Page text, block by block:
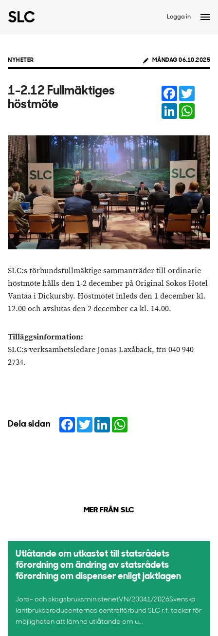
Logga in
NYHETER MÅNDAG 06.10.2025
1-2.12 Fullmäktiges
höstmöte
Facebook
LinkedIn
SLC:s förbundsfullmäktige sammanträder till ordinarie
höstmöte hålls den 1-2 december på Original Sokos Hotel
Vantaa i Dickursby. Höstmötet inleds den 1 december kl.
12.00 och avslutas den 2 december ca kl. 14.00.
Tilläggsinformation:
SLC:s verksamhetsledare Jonas Laxåback, tfn 040 940
2734.
Dela sidan Facebook
TwitterLinkedIn
MER FRÅN SLC
Utlåtande om utkastet till statsrådets
förordning om ändring av statsrådets
förordning om dispenser enligt jaktlagen
Jord- och skogsbruksministerietVN/20041/2026Svenska
lantbruksproducenternas centralförbund SLC r.f. tackar för
möjligheten att lämna utlåtande om u...